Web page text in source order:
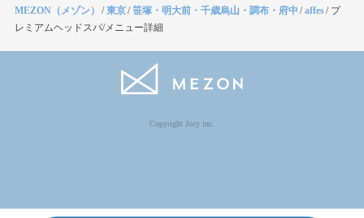
MEZON（メゾン） /東京/笹塚・明大前・千歳烏山・調布・府中 /affes/ プ
レミアムヘッドスパ/メニュー詳細
Copyright Jocy inc.